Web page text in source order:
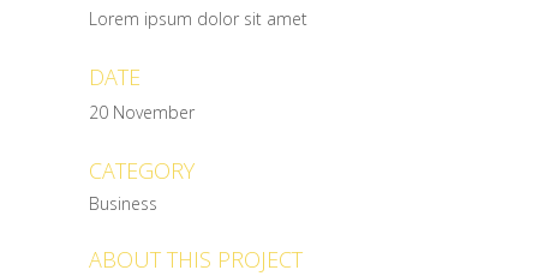
Lorem ipsum dolor sit amet
DATE
20 November
CATEGORY
Business
ABOUT THIS PROJECT